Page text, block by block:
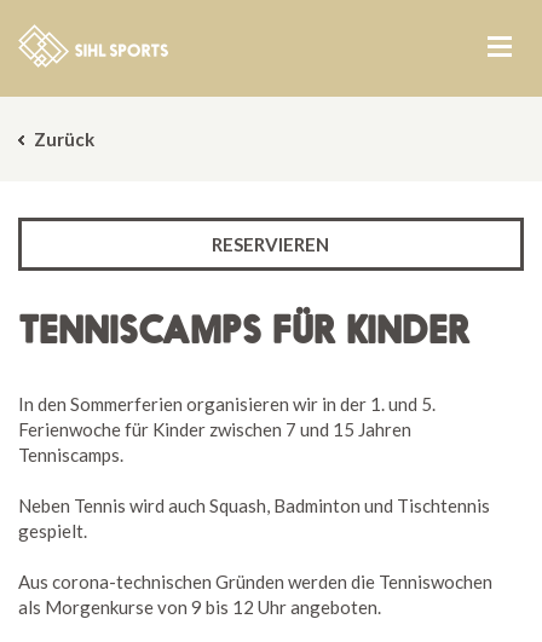
Zurück
RESERVIEREN
TENNISCAMPS FÜR KINDER
In den Sommerferien organisieren wir in der 1. und 5.
Ferienwoche für Kinder zwischen 7 und 15 Jahren
Tenniscamps.
Neben Tennis wird auch Squash, Badminton und Tischtennis
gespielt.
Aus corona-technischen Gründen werden die Tenniswochen
als Morgenkurse von 9 bis 12 Uhr angeboten.